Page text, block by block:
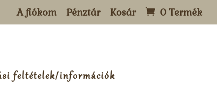
A fiókom Pénztár Kosár 0 Termék
feltételek/információk